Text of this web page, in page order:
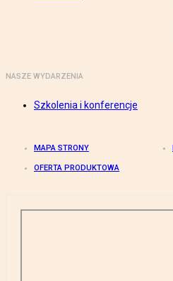
NASZE WYDARZENIA
Szkolenia i konferencje
MAPA STRONY
OFERTA PRODUKTOWA